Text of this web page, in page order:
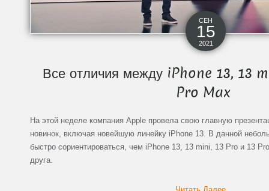
СЕН
15
2021
Все отличия между iPhone 13, 13
Pro Max
На этой неделе компания Apple провела свою главную
новинок, включая новейшую линейку iPhone 13. В данной
быстро сориентироваться, чем iPhone 13, 13 mini, 13 Pro и 13
друга.